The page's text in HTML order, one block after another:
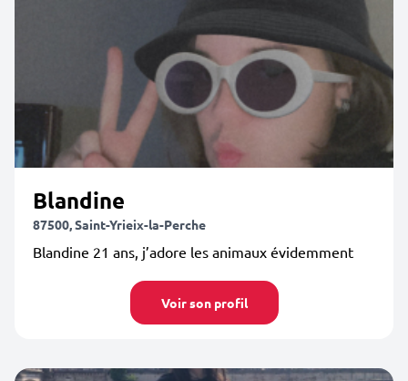
Blandine
87500, Saint-Yrieix-la-Perche
Blandine 21 ans, j’adore les animaux évidemment
Voir son profil